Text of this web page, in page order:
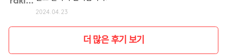
2024.04.23
더 많은 후기 보기